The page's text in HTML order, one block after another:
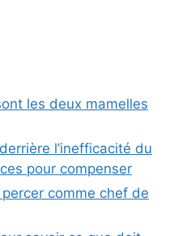
les deux mamelles
l’inefficacité du
pour compenser
comme chef de